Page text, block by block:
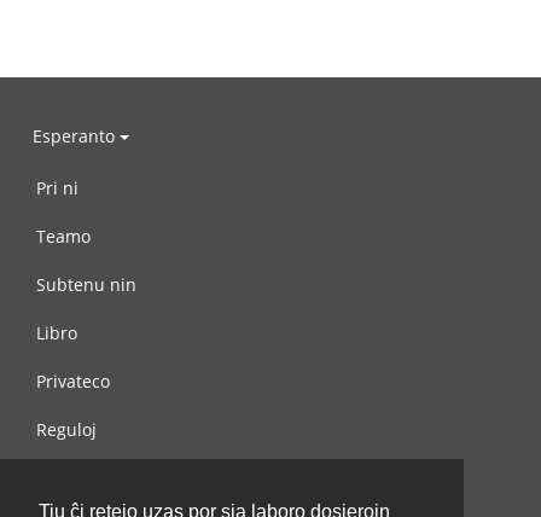
Tiu ĉi retejo uzas por sia laboro dosierojn
Esperanto
Pri ni
Teamo
Subtenu nin
Libro
Privateco
Reguloj